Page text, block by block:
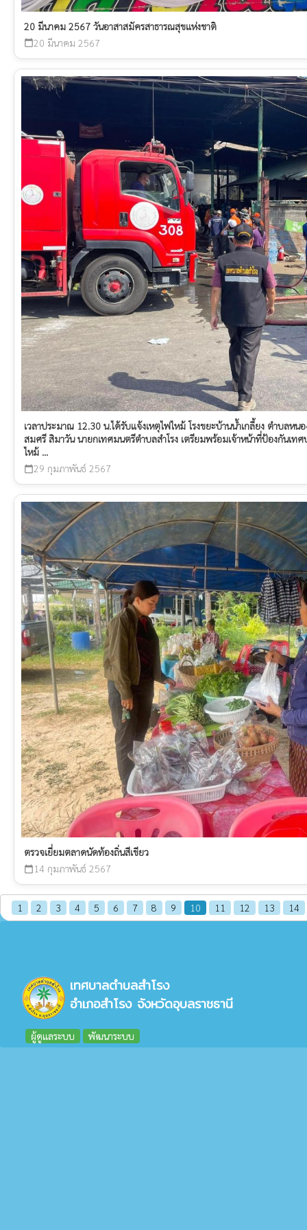
20 มีนาคม 2567 วันอาสาสมัครสาธารณสุขแห่งชาติ
calendar_today20 มีนาคม 2567
เวลาประมาณ 12.30 น.ได้รับแจ้งเหตุไฟไหม้ โรงขยะบ้านน้ำเกลี้ยง ตำบลหน
สมศรี สิมาวัน นายกเทศมนตรีตำบลสำโรง เตรียมพร้อมเจ้าหน้าที่ป้องกันเทศ
ไหม้ ...
calendar_today29 กุมภาพันธ์ 2567
ตรวจเยี่ยมตลาดนัดท้องถิ่นสีเขียว
calendar_today 14 กุมภาพันธ์ 2567
1 2 3 4 5 6 7 8 9 10 11 12 13 14
เทศบาลตำบลสำโรง
อำเภอสำโรง จังหวัดอุบลราชธานี
ผู้ดูแลระบบ พัฒนาระบบ